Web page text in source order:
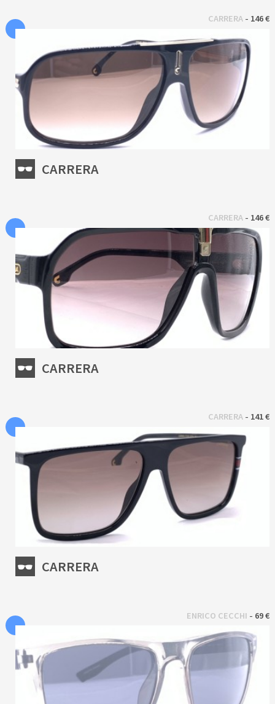
CARRERA - 146 €
CARRERA
CARRERA - 146 €
CARRERA
CARRERA - 141 €
CARRERA
ENRICO CECCHI - 69 €